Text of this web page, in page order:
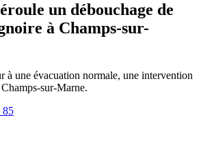
un débouchage de
à Champs-sur-
à une évacuation normale, une intervention
sur-Marne.
85